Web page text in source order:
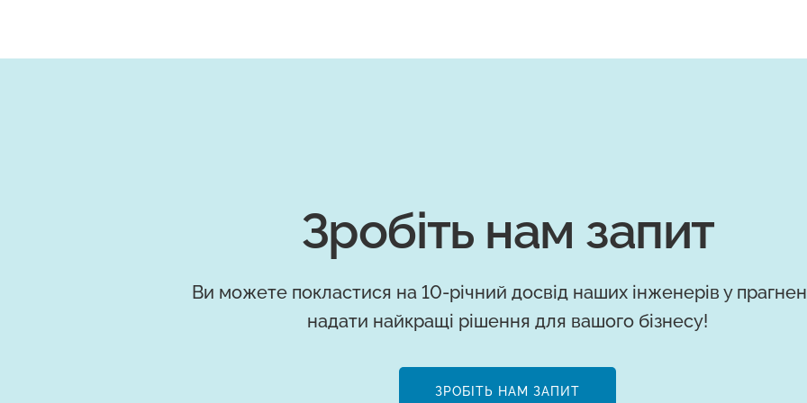
Зробіть нам запит
Ви можете покластися на 10-річний досвід наших інженерів у
надати найкращі рішення для вашого бізнесу!
ЗРОБІТЬ НАМ ЗАПИТ